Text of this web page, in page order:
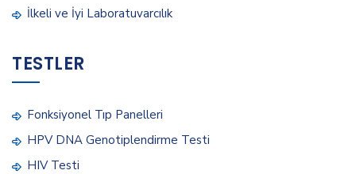
İlkeli ve İyi Laboratuvarcılık
TESTLER
Fonksiyonel Tıp Panelleri
HPV DNA Genotiplendirme Testi
HIV Testi